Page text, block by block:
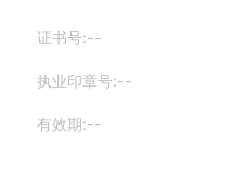
证书号:--
执业印章号:--
有效期:--